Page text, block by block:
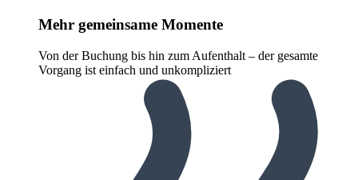
Mehr gemeinsame Momente
Von der Buchung bis hin zum Aufenthalt – der gesamte
Vorgang ist einfach und unkompliziert